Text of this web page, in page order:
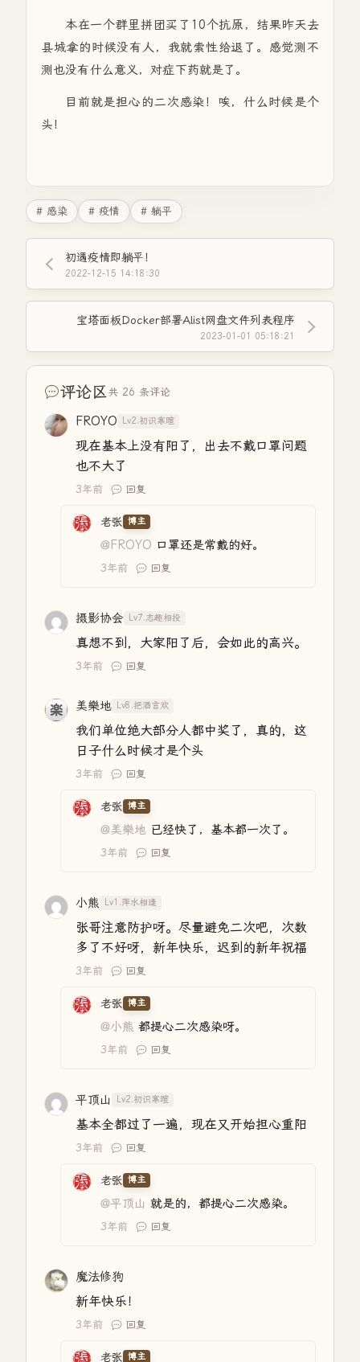
本在一个群里拼团买了10个抗原，结果昨天去
县城拿的时候没有人，我就索性给退了。感觉测不
测也没有什么意义，对症下药就是了。
目前就是担心的二次感染！唉，什么时候是个
头！
# 感染 # 疫情 # 躺平
初遇疫情即躺平！
2022-12-15 14:18:30
宝塔面板Docker部署Alist网盘文件列表程序
2023-01-01 05:18:21
评论区共 26 条评论
FROYO Lv2.初识寒暄
现在基本上没有阳了，出去不戴口罩问题
也不大了
3年前 回复
老张 博主
@FROYO 口罩还是常戴的好。
3年前 回复
摄影协会 Lv7.志趣相投
真想不到，大家阳了后，会如此的高兴。
3年前 回复
美樂地 Lv8.把酒言欢
我们单位绝大部分人都中奖了，真的，这
日子什么时候才是个头
3年前 回复
老张 博主
@美樂地 已经快了，基本都一次了。
3年前 回复
小熊 Lv1.萍水相逢
张哥注意防护呀。尽量避免二次吧，次数
多了不好呀，新年快乐，迟到的新年祝福
3年前 回复
老张 博主
@小熊 都提心二次感染呀。
3年前 回复
平顶山 Lv2.初识寒暄
基本全都过了一遍，现在又开始担心重阳
3年前 回复
老张 博主
@平顶山 就是的，都提心二次感染。
3年前 回复
魔法修狗
新年快乐！
3年前 回复
老张 博主